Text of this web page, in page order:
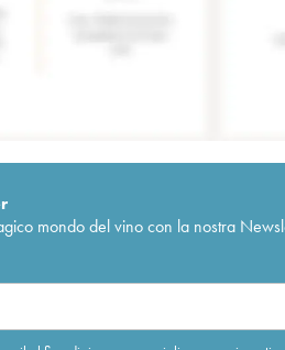
mondo del vino con la nostra